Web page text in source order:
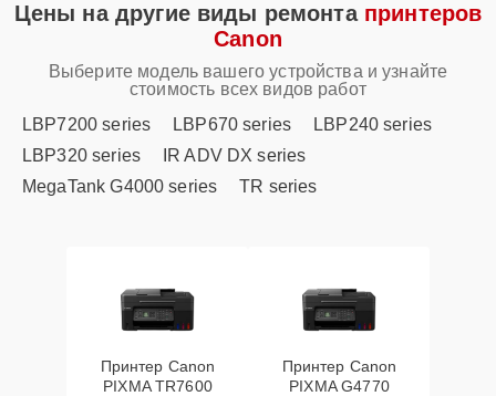
Цены на другие виды ремонта принтеров
Canon
Выберите модель вашего устройства и узнайте
стоимость всех видов работ
LBP7200 series
LBP670 series
LBP240 series
LBP320 series
IR ADV DX series
MegaTank G4000 series
TR series
Принтер Canon
PIXMA TR7600
Принтер Canon
PIXMA G4770